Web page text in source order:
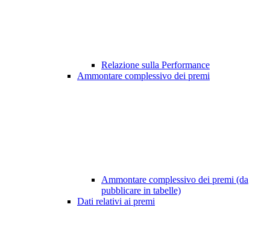
Relazione sulla Performance
Ammontare complessivo dei premi
Ammontare complessivo dei premi (da
pubblicare in tabelle)
Dati relativi ai premi